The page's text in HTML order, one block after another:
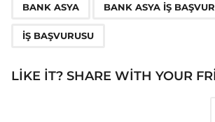
n
a
BANK ASYA BANK ASYA IŞ
IŞ BAŞVURUSU
LIKE IT? SHARE WITH YOUR